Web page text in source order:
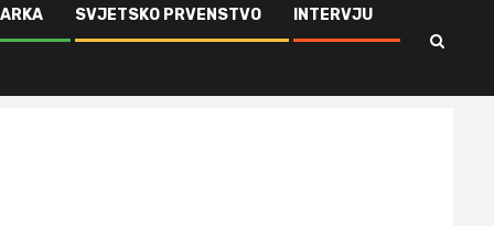
SVJETSKO PRVENSTVO INTERVJU